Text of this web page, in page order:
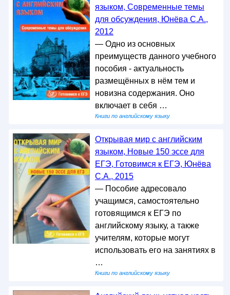
языком, Современные темы
для обсуждения, Юнёва С.А.,
2012
— Одно из основных
преимуществ данного учебного
пособия - актуальность
размещённых в нём тем и
новизна содержания. Оно
включает в себя …
Книги по английскому языку
Открывая мир с английским
языком, Новые 150 эссе для
ЕГЭ, Готовимся к ЕГЭ, Юнёва
С.А., 2015
— Пособие адресовало
учащимся, самостоятельно
готовящимся к ЕГЭ по
английскому языку, а также
учителям, которые могут
использовать его на занятиях в
…
Книги по английскому языку